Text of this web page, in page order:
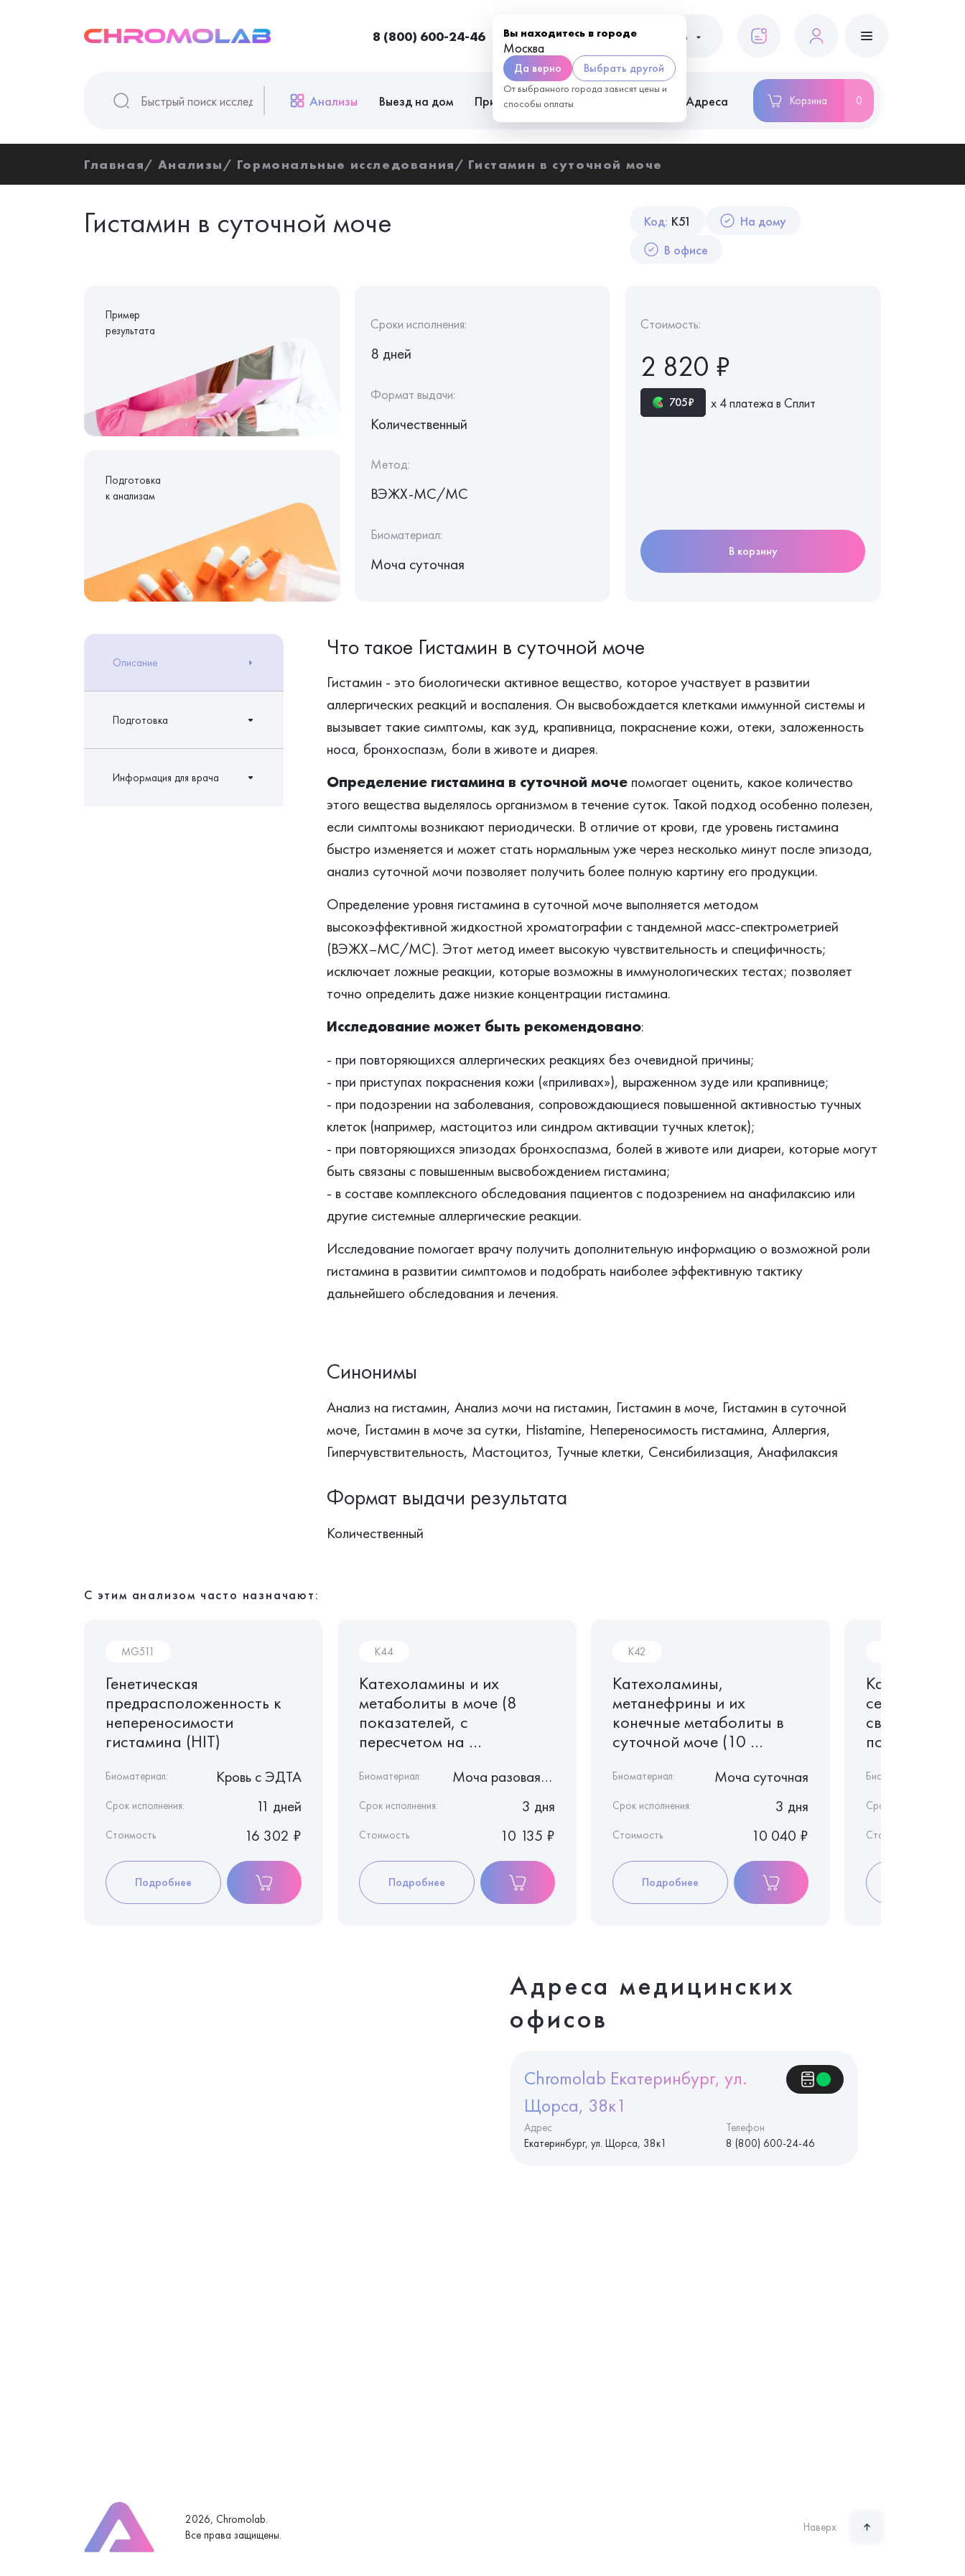
8 (800) 600-24-46 Вы находитесь в городе
Москва
Да верно Выбрать другой
От выбранного города зависят цены и
способы оплаты
Москва Пациентам
Анализы Выезд на дом Приём врачей Адреса Корзина 0
Главная Анализы Гормональные исследования Гистамин в суточной моче
Код: K51
На дому
В офисе
Гистамин в суточной моче
Пример
результата
Подготовка
к анализам
Сроки исполнения:
8 дней
Формат выдачи:
Количественный
Метод:
ВЭЖХ-МС/МС
Биоматериал:
Моча суточная
Стоимость:
2 820 ₽
705₽ х 4 платежа в Сплит
В корзину
Описание
Подготовка
Информация для врача
Что такое Гистамин в суточной моче
Гистамин - это биологически активное вещество, которое участвует в развитии
аллергических реакций и воспаления. Он высвобождается клетками иммунной системы и
вызывает такие симптомы, как зуд, крапивница, покраснение кожи, отеки, заложенность
носа, бронхоспазм, боли в животе и диарея.
Определение гистамина в суточной мочепомогает оценить, какое количество
этого вещества выделялось организмом в течение суток. Такой подход особенно полезен,
если симптомы возникают периодически. В отличие от крови, где уровень гистамина
быстро изменяется и может стать нормальным уже через несколько минут после эпизода,
анализ суточной мочи позволяет получить более полную картину его продукции.
Определение уровня гистамина в суточной моче выполняется методом
высокоэффективной жидкостной хроматографии с тандемной масс-спектрометрией
(ВЭЖХ–МС/МС). Этот метод имеет высокую чувствительность и специфичность;
исключает ложные реакции, которые возможны в иммунологических тестах; позволяет
точно определить даже низкие концентрации гистамина.
Исследование может быть рекомендовано:
- при повторяющихся аллергических реакциях без очевидной причины;
- при приступах покраснения кожи («приливах»), выраженном зуде или крапивнице;
- при подозрении на заболевания, сопровождающиеся повышенной активностью тучных
клеток (например, мастоцитоз или синдром активации тучных клеток);
- при повторяющихся эпизодах бронхоспазма, болей в животе или диареи, которые могут
быть связаны с повышенным высвобождением гистамина;
- в составе комплексного обследования пациентов с подозрением на анафилаксию или
другие системные аллергические реакции.
Исследование помогает врачу получить дополнительную информацию о возможной роли
гистамина в развитии симптомов и подобрать наиболее эффективную тактику
дальнейшего обследования и лечения.
Синонимы
Анализ на гистамин, Анализ мочи на гистамин, Гистамин в моче, Гистамин в суточной
моче, Гистамин в моче за сутки, Histamine, Непереносимость гистамина, Аллергия,
Гиперчувствительность, Мастоцитоз, Тучные клетки, Сенсибилизация, Анафилаксия
Формат выдачи результата
Количественный
С этим анализом часто назначают:
MG511
Генетическая
предрасположенность к
непереносимости
гистамина (HIT)
Биоматериал: Кровь c ЭДТА
Срок исполнения: 11 дней
Стоимость 16 302 ₽
Подробнее
K44
Катехоламины и их
метаболиты в моче (8
показателей, с
пересчетом на ...
Биоматериал: Моча разовая с консервантом
Срок исполнения: 3 дня
Стоимость 10 135 ₽
Подробнее
K42
Катехоламины,
метанефрины и их
конечные метаболиты в
суточной моче (10 ...
Биоматериал: Моча суточная
Срок исполнения: 3 дня
Стоимость 10 040 ₽
Подробнее
серотонин,
свободные в
Биоматериал:
Срок исполнения:
Стоимость
Адреса медицинских
офисов
Chromolab Екатеринбург, ул.
Щорса, 38к1
Адрес
Екатеринбург, ул. Щорса, 38к1
Телефон
8 (800) 600-24-46
2026, Chromolab.
Все права защищены.
Наверх